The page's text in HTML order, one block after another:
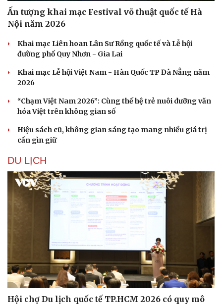
Nam khoa
Làm đẹp - giảm cân
Phòng mạch online
Ấn tượng khai mạc Festival võ thuật quốc tế Hà
Nội năm 2026
Khai mạc Liên hoan Lân Sư Rồng quốc tế và Lễ hội
đường phố Quy Nhơn - Gia Lai
Khai mạc Lễ hội Việt Nam - Hàn Quốc TP Đà Nẵng năm
2026
“Chạm Việt Nam 2026”: Cùng thế hệ trẻ nuôi dưỡng văn
hóa Việt trên không gian số
Hiệu sách cũ, không gian sáng tạo mang nhiều giá trị
cần gìn giữ
DU LỊCH
Hội chợ Du lịch quốc tế TP.HCM 2026 có quy mô